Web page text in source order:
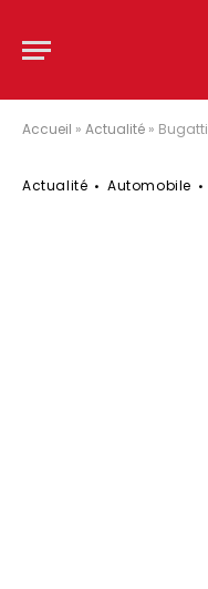
Accueil » Actualité » Bugatti
Actualité Automobile